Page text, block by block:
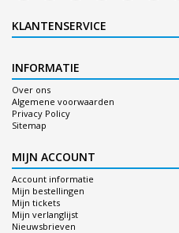
KLANTENSERVICE
INFORMATIE
Over ons
Algemene voorwaarden
Privacy Policy
Sitemap
MIJN ACCOUNT
Account informatie
Mijn bestellingen
Mijn tickets
Mijn verlanglijst
Nieuwsbrieven